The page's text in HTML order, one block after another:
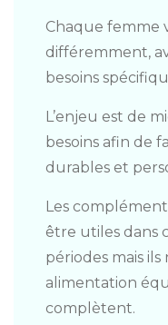
Chaque femme
différemment,
besoins
L’enjeu est de
besoins afin de
durables et
Les
être utiles dans
périodes mais
alimentation
complètent.